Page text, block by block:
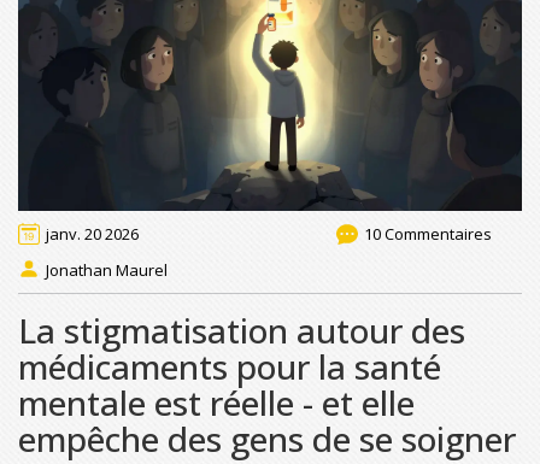
janv. 20 2026
10 Commentaires
Jonathan Maurel
La stigmatisation autour des
médicaments pour la santé
mentale est réelle - et elle
empêche des gens de se soigner